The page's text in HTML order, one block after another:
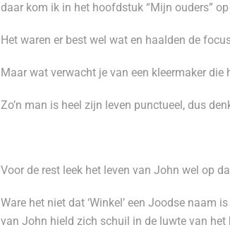
daar kom ik in het hoofdstuk “Mijn ouders”
Het waren er best wel wat en haalden de
Maar wat verwacht je van een kleermaker die
Zo’n man is heel zijn leven punctueel, dus
Voor de rest leek het leven van John wel op
Ware het niet dat ‘Winkel’ een Joodse naam
van John hield zich schuil in de luwte van het